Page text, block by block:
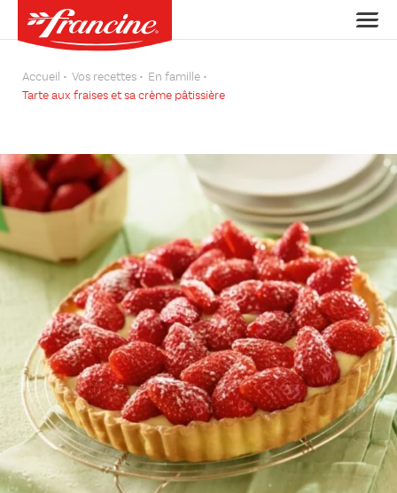
Accueil Vos recettes
En famille
Tarte aux fraises et sa crème pâtissière